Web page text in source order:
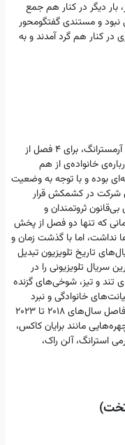
بار دیگر در کنار هم جمع
و مستندی گفتگومحور
در کنار هم گرد آمدند و به
سریال وراثت در ژانر کمدی سیاه ساخته‌ی جسی آرمسترانگ، برای ۴ فصل از
خانواده‌ی از هم
بوده و با توجه به وضعیت
شرکت در کشمکش قرار
بی‌قانون ثروتمندان و
که تنها دو فصل از پخش
نداشت، اما با گذشت زمان و
تاریخ تلویزیون تبدیل
سریال تلویزیونی را در
دیالوگ‌های تند و تیز، شوخی‌های گزنده
خانوادگی و نبرد
قدرت، ستون‌های اصلی این درام مدرن را که حدفاصل سال‌های 2018 تا 2023
مانند برایان کاکس،
استرانگ، آلن راک،